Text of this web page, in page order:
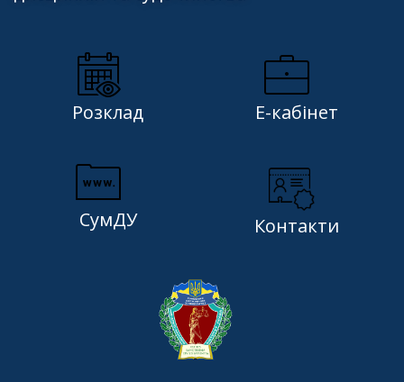
Розклад Е-кабінет
СумДУ Контакти